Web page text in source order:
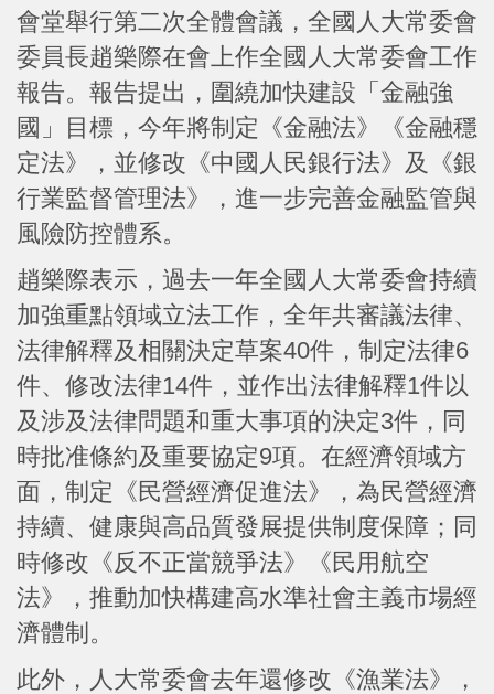
會堂舉行第二次全體會議，全國人大常委會
委員長趙樂際在會上作全國人大常委會工作
報告。報告提出，圍繞加快建設「金融強
國」目標，今年將制定《金融法》《金融穩
定法》，並修改《中國人民銀行法》及《銀
行業監督管理法》，進一步完善金融監管與
風險防控體系。
趙樂際表示，過去一年全國人大常委會持續
加強重點領域立法工作，全年共審議法律、
法律解釋及相關決定草案40件，制定法律6
件、修改法律14件，並作出法律解釋1件以
及涉及法律問題和重大事項的決定3件，同
時批准條約及重要協定9項。在經濟領域方
面，制定《民營經濟促進法》，為民營經濟
持續、健康與高品質發展提供制度保障；同
時修改《反不正當競爭法》《民用航空
法》，推動加快構建高水準社會主義市場經
濟體制。
此外，人大常委會去年還修改《漁業法》，